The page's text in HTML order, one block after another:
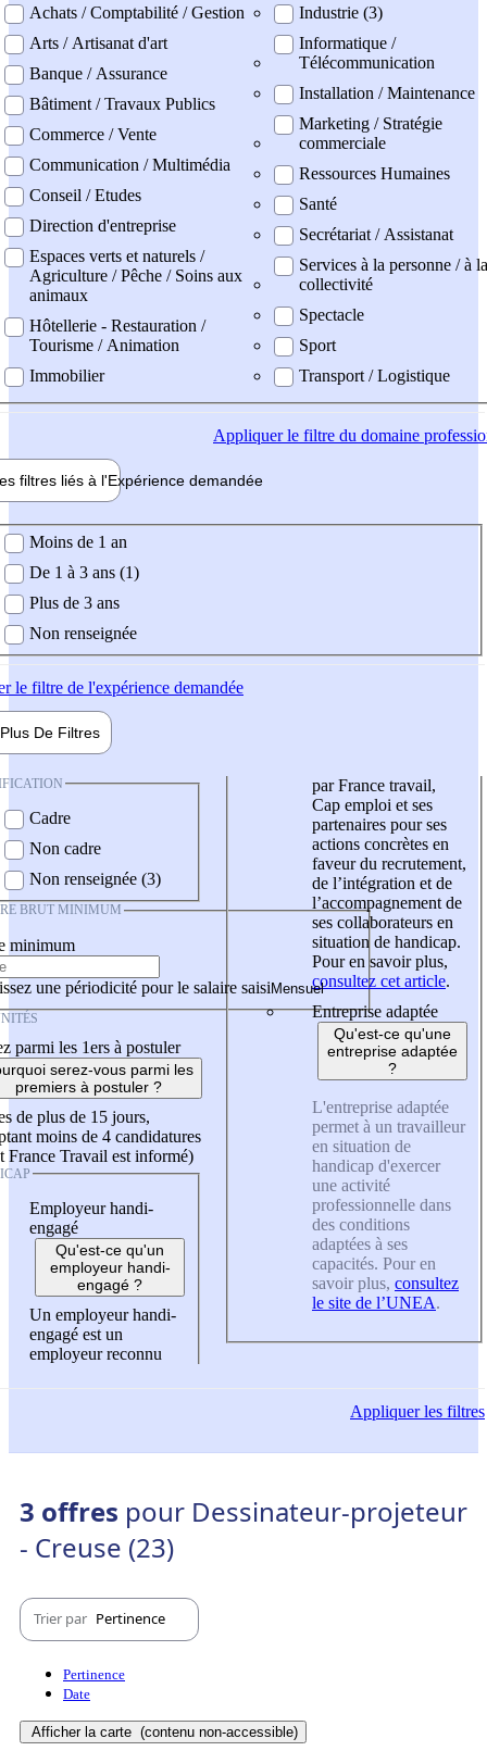
professionel
Achats / Comptabilité / Gestion
Arts / Artisanat d'art
Banque / Assurance
Bâtiment / Travaux Publics
Commerce / Vente
Communication / Multimédia
Conseil / Etudes
Direction d'entreprise
Espaces verts et naturels /
Agriculture / Pêche / Soins aux
animaux
Hôtellerie - Restauration /
Tourisme / Animation
Immobilier
Industrie (3)
Informatique /
Télécommunication
Installation / Maintenance
Marketing / Stratégie
commerciale
Ressources Humaines
Santé
Secrétariat / Assistanat
Services à la personne / à la
collectivité
Spectacle
Sport
Transport / Logistique
Appliquerle filtre du domaine
filtres liés à l'Expérience demandée
demandée
Moins de 1 an
De 1 à 3 ans (1)
Plus de 3 ans
Non renseignée
le filtre de l'expérience demandée
Plus De Filtres
Cadre
Non cadre
Non renseignée (3)
BRUT MINIMUM
minimum
une périodicité pour le salaire saisi
parmi les 1ers à postuler
serez-vous parmi les
premiers à postuler ?
de plus de 15 jours,
moins de 4 candidatures
France Travail est informé)
Employeur handi-
engagé
Qu'est-ce qu'un
employeur handi-
engagé ?
Un employeur handi-
engagé est un
employeur reconnu
par France travail,
Cap emploi et ses
partenaires pour ses
actions concrètes en
faveur du recrutement,
de l’intégration et de
l’accompagnement de
ses collaborateurs en
situation de handicap.
Pour en savoir plus,
consultez cet article.
Entreprise adaptée
Qu'est-ce qu'une
entreprise adaptée
?
L'entreprise adaptée
permet à un travailleur
en situation de
handicap d'exercer
une activité
professionnelle dans
des conditions
adaptées à ses
capacités. Pour en
savoir plus, consultez
le site de l’UNEA.
Appliquerles filtres
3 offres pour Dessinateur-projeteur
- Creuse (23)
Trier par Pertinence
Pertinence
Date
Afficher la carte (contenu non-accessible)